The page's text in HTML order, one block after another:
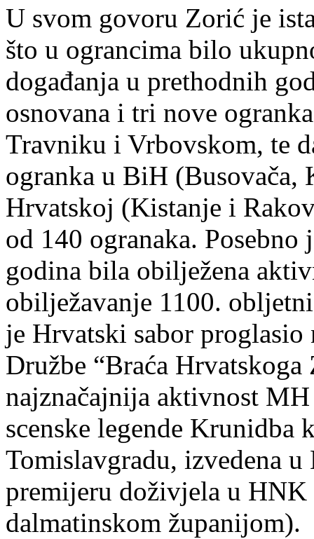
U svom govoru Zorić je
što u ograncima bilo
događanja u prethodnih
osnovana i tri nove
Travniku i Vrbovskom, te
ogranka u BiH
Hrvatskoj (Kistanje i
od 140 ogranaka. Posebno
godina bila obilježena
obilježavanje 1100.
je Hrvatski sabor
Družbe “Braća
najznačajnija aktivnost
scenske legende Krunidba
Tomislavgradu, izvedena
premijeru doživjela u
dalmatinskom županijom).